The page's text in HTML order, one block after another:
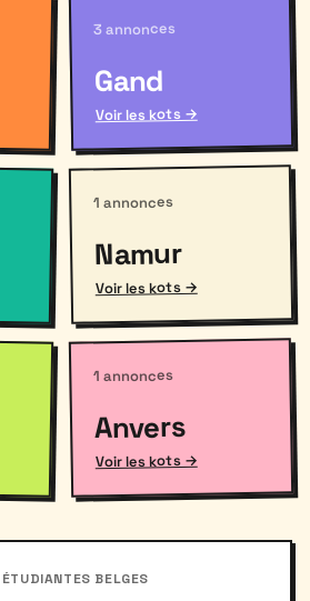
3 annonces
Gand
Voir les kots →
1 annonces
Namur
Voir les kots →
1 annonces
Anvers
Voir les kots →
BELGES